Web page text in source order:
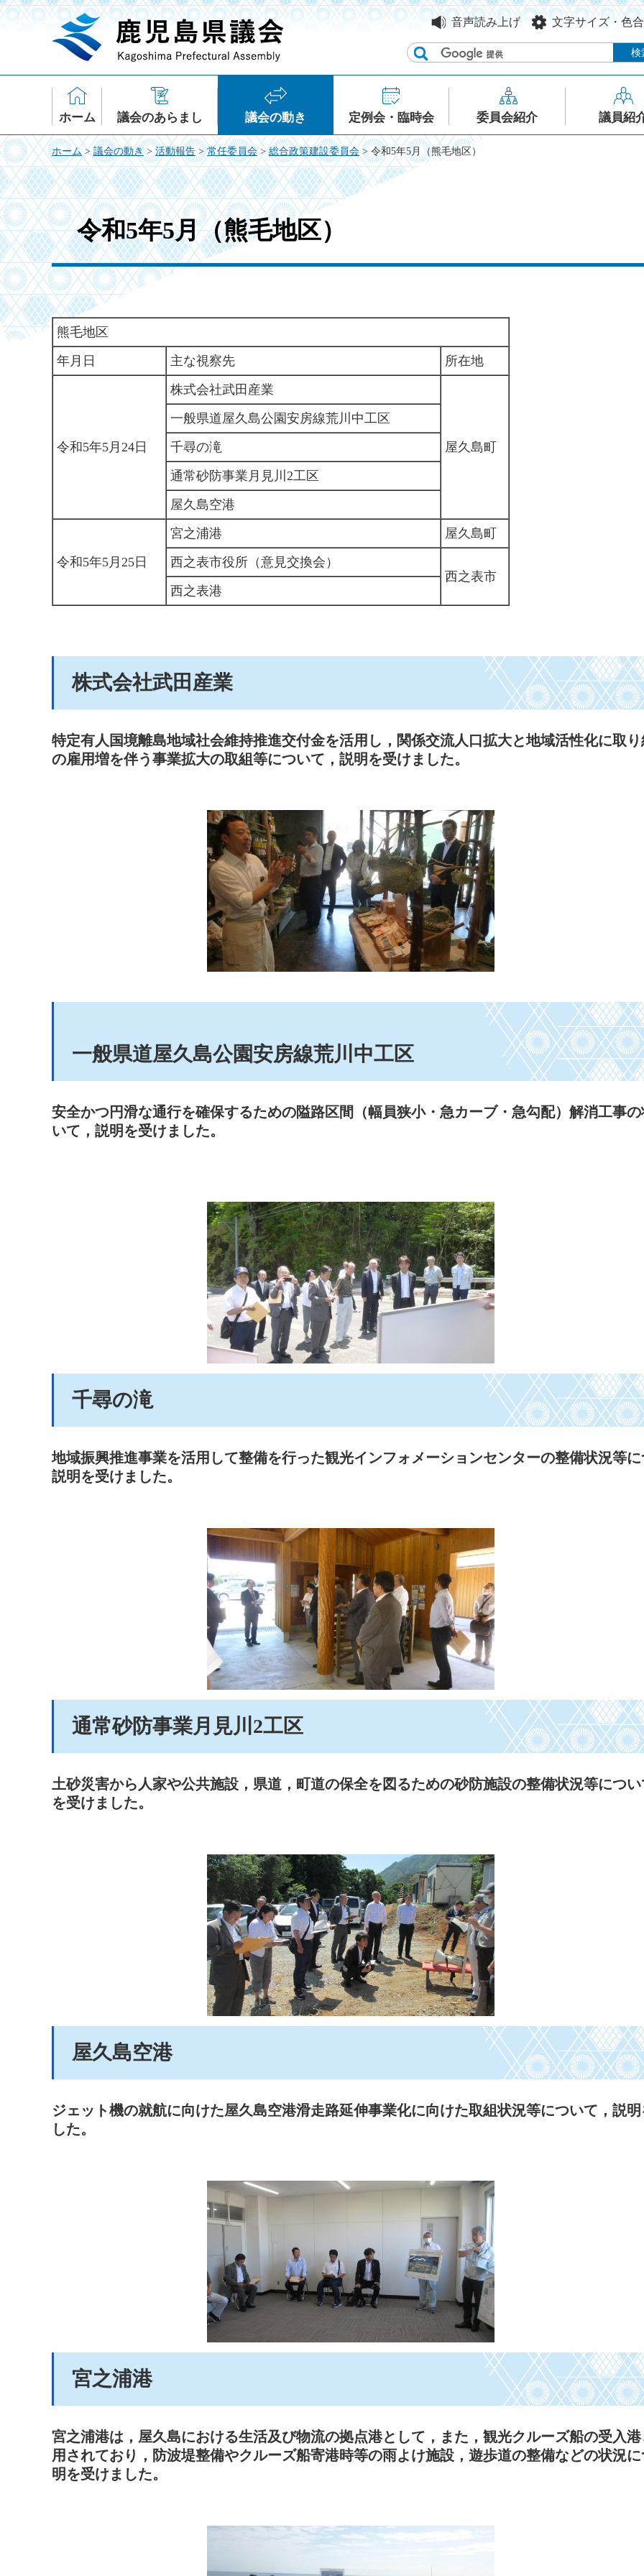
鹿児島県議会 音声読み上げ 文字サイズ・色
ホーム 議会のあらまし 議会の動き 定例会・臨時会 委員会紹介 議員紹
ホーム >議会の動き>活動報告 >常任委員会>総合政策建設委員会 > 令和5年5月（熊毛地区）
令和5年5月（熊毛地区）
熊毛地区
年月日
主な視察先 所在地
令和5年5月24日
株式会社武田産業
屋久島町
一般県道屋久島公園安房線荒川中工区
千尋の滝
通常砂防事業月見川2工区
屋久島空港
令和5年5月25日
宮之浦港
屋久島町
西之表市役所（意見交換会）
西之表市
西之表港
株式会社武田産業
特定有人国境離島地域社会維持推進交付金を活用し，関係交流人口拡大と地域活性化に取
の雇用増を伴う事業拡大の取組等について，説明を受けました。
一般県道屋久島公園安房線荒川中工区
安全かつ円滑な通行を確保するための隘路区間（幅員狭小・急カーブ・急勾配）解消工事
いて，説明を受けました。
千尋の滝
地域振興推進事業を活用して整備を行った観光インフォメーションセンターの整備状況等
説明を受けました。
通常砂防事業月見川2工区
土砂災害から人家や公共施設，県道，町道の保全を図るための砂防施設の整備状況等につ
を受けました。
屋久島空港
ジェット機の就航に向けた屋久島空港滑走路延伸事業化に向けた取組状況等について，説
した。
宮之浦港
宮之浦港は，屋久島における生活及び物流の拠点港として，また，観光クルーズ船の受入
用されており，防波堤整備やクルーズ船寄港時等の雨よけ施設，遊歩道の整備などの状況
明を受けました。